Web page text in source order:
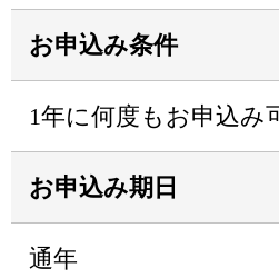
お申込み条件
1年に何度もお申込み
お申込み期日
通年